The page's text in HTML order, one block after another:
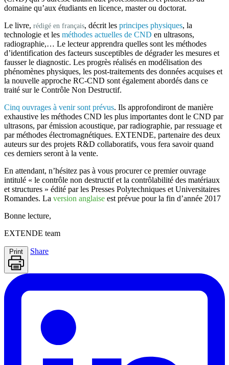
domaine qu’aux étudiants en licence, master ou doctorat.
Le livre, rédigé en français, décrit les principes physiques, la
technologie et les méthodes actuelles de CND en ultrasons,
radiographie,… Le lecteur apprendra quelles sont les méthodes
d’identification des facteurs susceptibles de dégrader les mesures et
fausser le diagnostic. Les progrès réalisés en modélisation des
phénomènes physiques, les post-traitements des données acquises et
la nouvelle approche RC-CND sont également abordés dans ce
traité sur le Contrôle Non Destructif.
Cinq ouvrages à venir sont prévus. Ils approfondiront de manière
exhaustive les méthodes CND les plus importantes dont le CND par
ultrasons, par émission acoustique, par radiographie, par ressuage et
par méthodes électromagnétiques. EXTENDE, partenaire des deux
auteurs sur des projets R&D collaboratifs, vous fera savoir quand
ces derniers seront à la vente.
En attendant, n’hésitez pas à vous procurer ce premierouvrage
intitulé « le contrôle non destructif et la contrôlabilité des matériaux
et structures » édité par les Presses Polytechniques et Universitaires
Romandes. La version anglaise est prévue pour la fin d’année 2017
Bonne lecture,
EXTENDE team
Print Share